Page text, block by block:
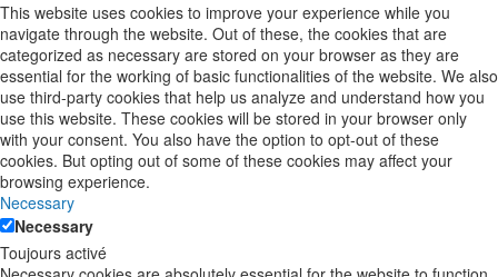
This website uses cookies to improve your experience while you
navigate through the website. Out of these, the cookies that are
categorized as necessary are stored on your browser as they are
essential for the working of basic functionalities of the website. We also
use third-party cookies that help us analyze and understand how you
use this website. These cookies will be stored in your browser only
with your consent. You also have the option to opt-out of these
cookies. But opting out of some of these cookies may affect your
browsing experience.
Necessary
Necessary
Toujours activé